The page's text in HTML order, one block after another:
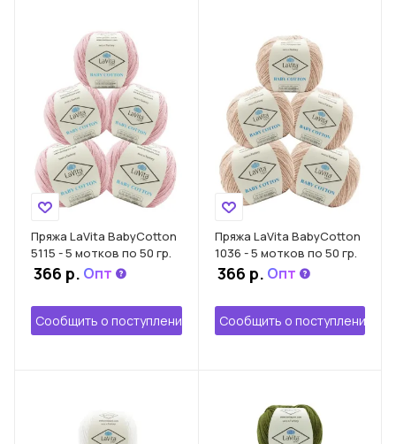
Пряжа LaVita BabyCotton
5115 - 5 мотков по 50 гр.
366 р. Опт
Сообщить о поступлении
Пряжа LaVita BabyCotton
1036 - 5 мотков по 50 гр.
366 р. Опт
Сообщить о поступлении